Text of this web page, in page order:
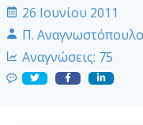
26 Ιουνίου 2011
Π.
Αναγνώσεις: 75